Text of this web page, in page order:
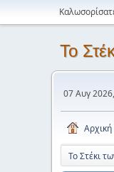
Το
07 Αυγ
Αρχική
Το Στέκι